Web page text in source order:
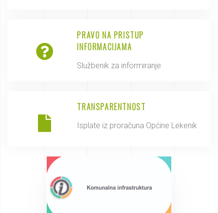
PRAVO NA PRISTUP
INFORMACIJAMA
Službenik za informiranje
TRANSPARENTNOST
Isplate iz proračuna Općine Lekenik